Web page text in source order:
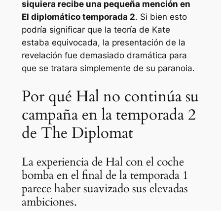
siquiera recibe una pequeña mención en
El diplomáticotemporada 2. Si bien esto
podría significar que la teoría de Kate
estaba equivocada, la presentación de la
revelación fue demasiado dramática para
que se tratara simplemente de su paranoia.
Por qué Hal no continúa su
campaña en la temporada 2
de The Diplomat
La experiencia de Hal con el coche
bomba en el final de la temporada 1
parece haber suavizado sus elevadas
ambiciones.